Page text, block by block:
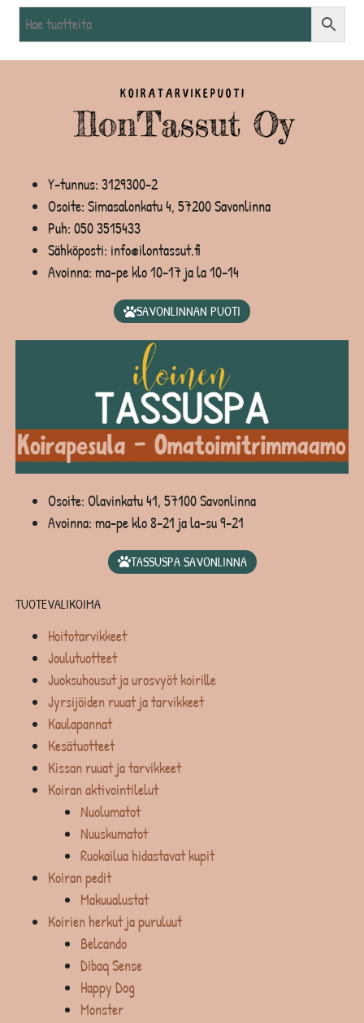
Y-tunnus: 3129300-2
Osoite: Simasalonkatu 4, 57200 Savonlinna
Puh: 050 3515433
Sähköposti: info@ilontassut.fi
Avoinna: ma-pe klo 10-17 ja la 10-14
SAVONLINNAN PUOTI
Osoite: Olavinkatu 41, 57100 Savonlinna
Avoinna: ma-pe klo 8-21 ja la-su 9-21
TASSUSPA SAVONLINNA
TUOTEVALIKOIMA
Hoitotarvikkeet
Joulutuotteet
Juoksuhousut ja urosvyöt koirille
Jyrsijöiden ruuat ja tarvikkeet
Kaulapannat
Kesätuotteet
Kissan ruuat ja tarvikkeet
Koiran aktivointilelut
Nuolumatot
Nuuskumatot
Ruokailua hidastavat kupit
Koiran pedit
Makuualustat
Koirien herkut ja puruluut
Belcando
Dibaq Sense
Happy Dog
Monster